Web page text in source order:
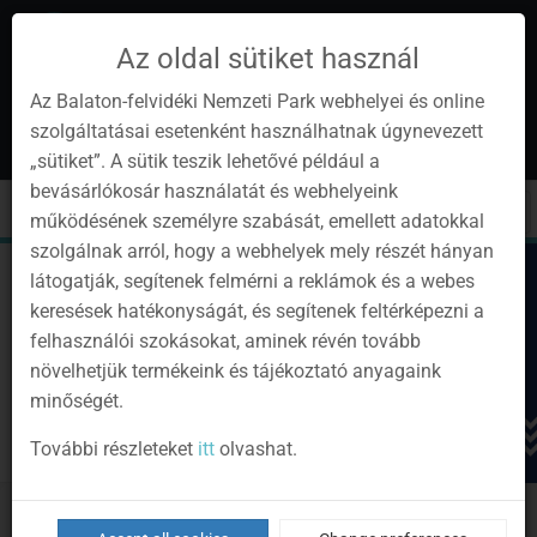
Instagram
YoutubeFacebookProgramok
Newsletter
en
Toggle
cart
Toggle
navigation
Sign
in
Az oldal sütiket használ
Az Balaton-felvidéki Nemzeti Park webhelyei és online
szolgáltatásai esetenként használhatnak úgynevezett
„sütiket”. A sütik teszik lehetővé például a
bevásárlókosár használatát és webhelyeink
működésének személyre szabását, emellett adatokkal
szolgálnak arról, hogy a webhelyek mely részét hányan
látogatják, segítenek felmérni a reklámok és a webes
keresések hatékonyságát, és segítenek feltérképezni a
felhasználói szokásokat, aminek révén tovább
növelhetjük termékeink és tájékoztató anyagaink
minőségét.
További részleteket ittolvashat.